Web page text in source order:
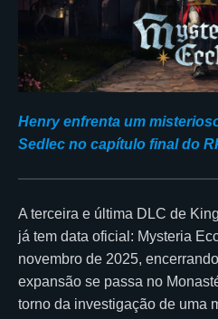
Henry enfrenta um
Sedlec no capítulo final do
A terceira e última DLC de
já tem data oficial: Mysteria
novembro de 2025,
expansão se passa no
torno da investigação de uma